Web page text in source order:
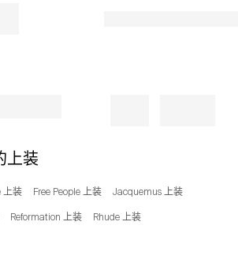
上装
上装 Free People 上装 Jacquemus 上装
Reformation 上装 Rhude 上装